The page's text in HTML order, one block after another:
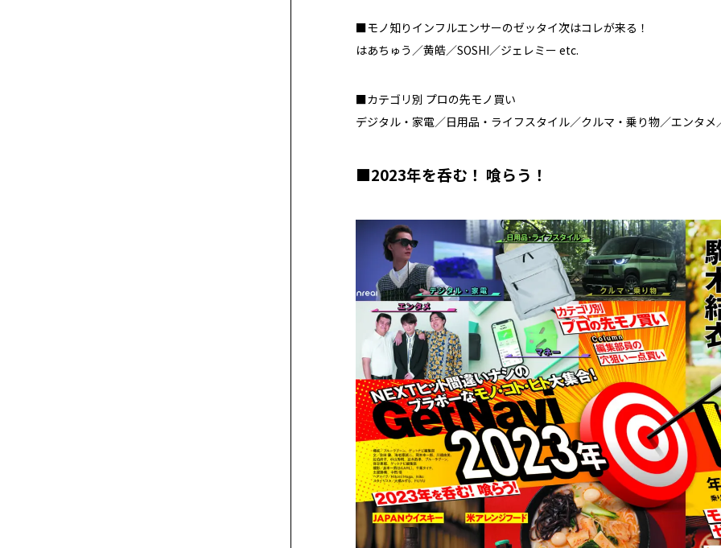
■モノ知りインフルエンサーのゼッタイ次はコレが来る！
はあちゅう／黄皓／SOSHI／ジェレミー etc.
■カテゴリ別 プロの先モノ買い
デジタル・家電／日用品・ライフスタイル／クルマ・乗り物／エンタメ
■2023年を呑む！ 喰らう！